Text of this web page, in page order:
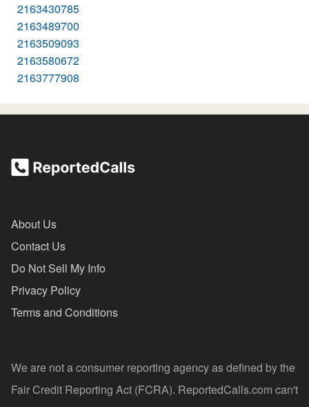
2163430785
2163489700
2163509093
2163580672
2163777908
About Us
Contact Us
Do Not Sell My Info
Privacy Policy
Terms and Conditions
We are not a consumer reporting agency as defined by the
Fair Credit Reporting Act (FCRA). ReportedCalls.com can't